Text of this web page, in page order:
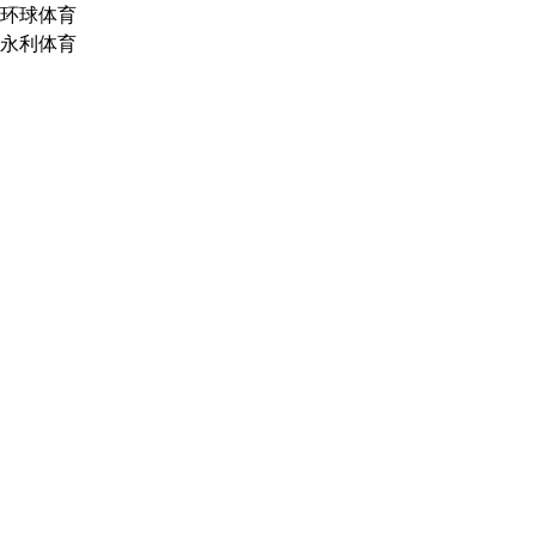
环球体育
永利体育